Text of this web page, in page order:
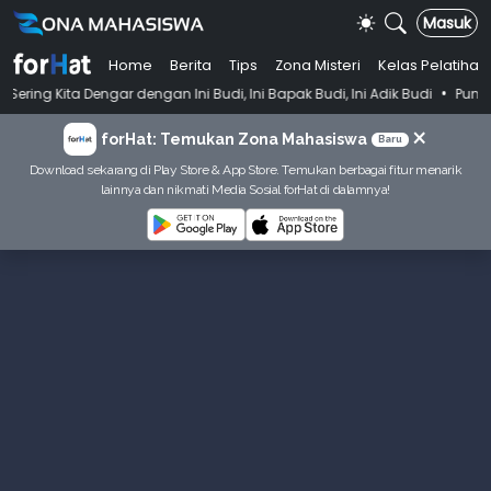
Masuk
Home Berita Tips Zona Misteri
Kelas Pelatihan
dengan Ini Budi, Ini Bapak Budi, Ini Adik Budi • Punya Tujuan
forHat: Temukan Zona Mahasiswa Baru ×
Download sekarang di Play Store & App Store. Temukan berbagai fitur menarik
lainnya dan nikmati Media Sosial forHat di dalamnya!